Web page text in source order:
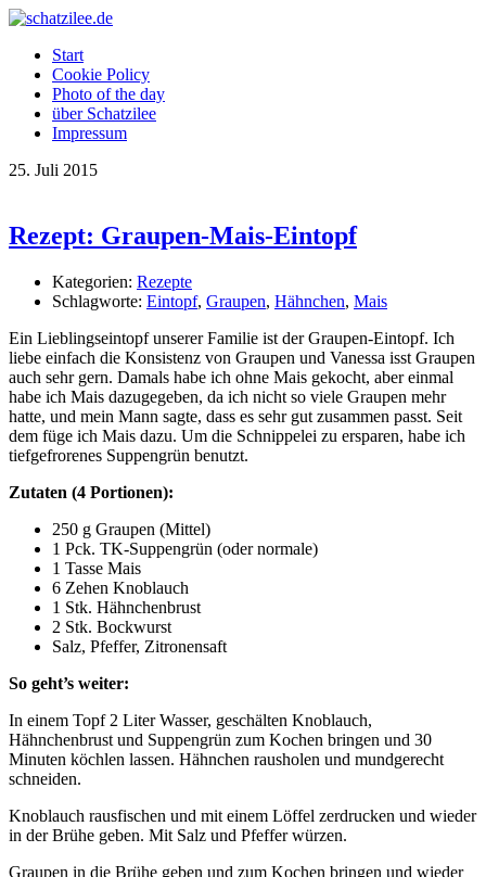
Start
Cookie Policy
Photo of the day
über Schatzilee
Impressum
25. Juli 2015
Rezept: Graupen-Mais-Eintopf
Kategorien: Rezepte
Schlagworte: Eintopf, Graupen, Hähnchen, Mais
Ein Lieblingseintopf unserer Familie ist der Graupen-Eintopf. Ich
liebe einfach die Konsistenz von Graupen und Vanessa isst Graupen
auch sehr gern. Damals habe ich ohne Mais gekocht, aber einmal
habe ich Mais dazugegeben, da ich nicht so viele Graupen mehr
hatte, und mein Mann sagte, dass es sehr gut zusammen passt. Seit
dem füge ich Mais dazu. Um die Schnippelei zu ersparen, habe ich
tiefgefrorenes Suppengrün benutzt.
Zutaten (4 Portionen):
250 g Graupen (Mittel)
1 Pck. TK-Suppengrün (oder normale)
1 Tasse Mais
6 Zehen Knoblauch
1 Stk. Hähnchenbrust
2 Stk. Bockwurst
Salz, Pfeffer, Zitronensaft
So geht’s weiter:
In einem Topf 2 Liter Wasser, geschälten Knoblauch,
Hähnchenbrust und Suppengrün zum Kochen bringen und 30
Minuten köchlen lassen. Hähnchen rausholen und mundgerecht
schneiden.
Knoblauch rausfischen und mit einem Löffel zerdrucken und wieder
in der Brühe geben. Mit Salz und Pfeffer würzen.
Graupen in die Brühe geben und zum Kochen bringen und wieder